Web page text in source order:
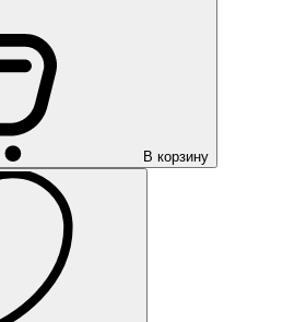
В корзину